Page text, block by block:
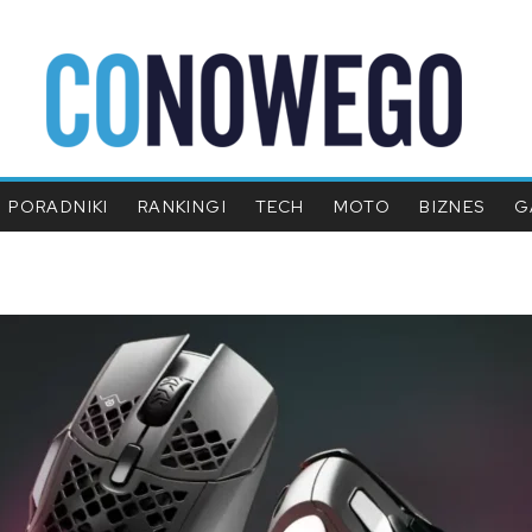
PORADNIKI RANKINGI TECH MOTO BIZNES